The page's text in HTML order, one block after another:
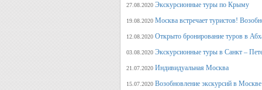
27.08.2020 Экскурсионные туры по Крыму
19.08.2020 Москва встречает туристов!
12.08.2020 Открыто бронирование туров в
03.08.2020 Экскурсионные туры в Санкт –
21.07.2020 Индивидуальная Москва
15.07.2020 Возобновление экскурсий в